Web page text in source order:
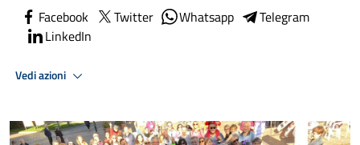
Facebook Twitter Whatsapp
Telegram
LinkedIn
Vedi azioni